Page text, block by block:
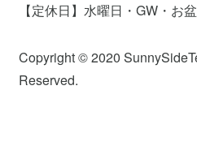
【定休日】水曜日・GW・お
Copyright © 2020
Reserved.